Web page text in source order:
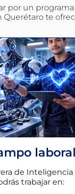
por un
te
laboral
de Inteligencia
trabajar en: